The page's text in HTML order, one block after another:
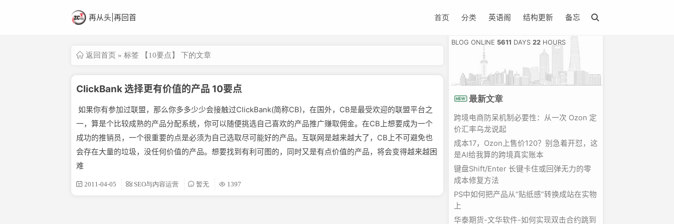
再从头|再回首 首页 分类 英语阁 结构更新 备忘
返回首页 » 标签 【10要点】 下的文章
ClickBank 选择更有价值的产品 10要点
如果你有参加过联盟，那么你多多少少会接触过ClickBank(简称CB)，在国外，CB是最受欢迎的联盟平台之
一，算是个比较成熟的产品分配系统，你可以随便挑选自己喜欢的产品推广赚取佣金。在CB上想要成为一个
成功的推销员，一个很重要的点是必须为自己选取尽可能好的产品。互联网是越来越大了，CB上不可避免也
会存在大量的垃圾，没任何价值的产品。想要找到有利可图的，同时又是有点价值的产品，将会变得越来越困
难
2011-04-05 SEO与内容运营 暂无 1397
BLOG ONLINE 5611 DAYS 22HOURS
最新文章
跨境电商防呆机制必要性：从一次 Ozon 定
价汇率乌龙说起
成本17，Ozon上售价120？别急着开怼，这
是AI给我算的跨境真实账本
键盘Shift/Enter 长键卡住或回弹无力的零
成本修复方法
PS中如何把产品从“贴纸感”转换成站在实物
上
华泰期货-文华软件-如何实现双击合约跳到